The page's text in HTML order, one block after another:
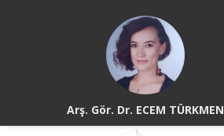
Arş. Gör. Dr. ECEM TÜRKMEN